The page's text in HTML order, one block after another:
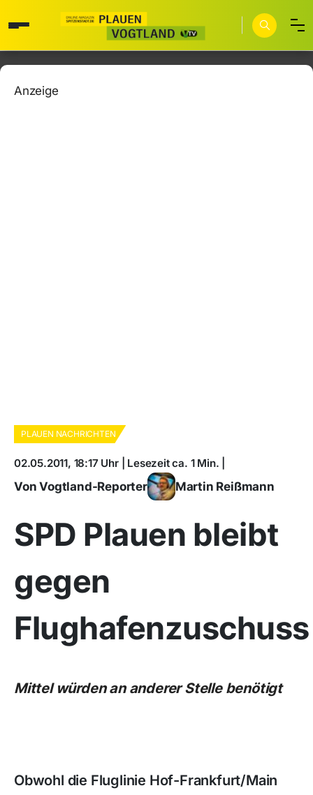
Anzeige
PLAUEN NACHRICHTEN
02.05.2011, 18:17 Uhr | Lesezeit ca. 1 Min. |
Von Vogtland-Reporter Martin Reißmann
SPD Plauen bleibt
gegen
Flughafenzuschuss
Mittel würden an anderer Stelle benötigt
Obwohl die Fluglinie Hof-Frankfurt/Main